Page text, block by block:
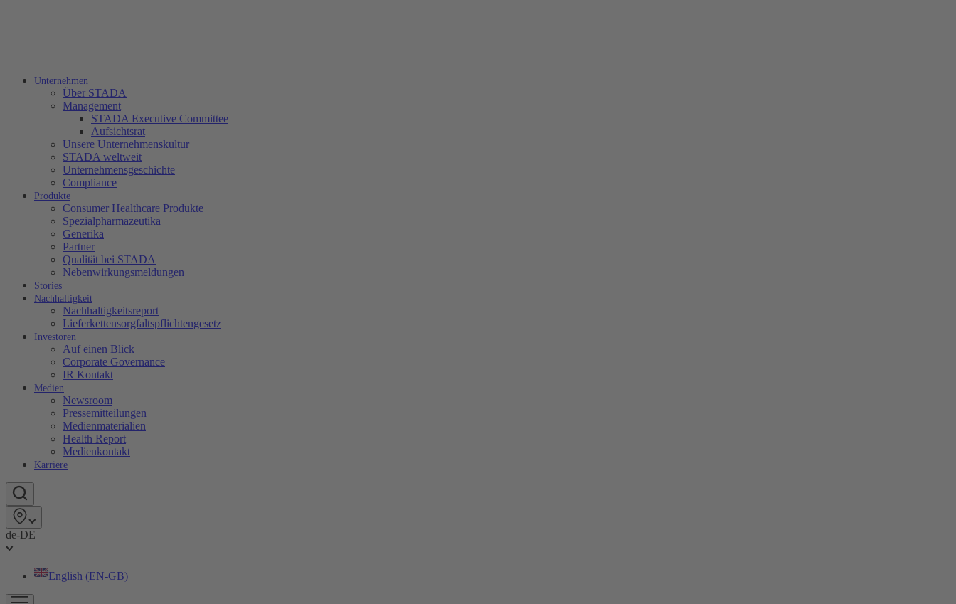
Unternehmen
Über STADA
Management
STADA Executive Committee
Aufsichtsrat
Unsere Unternehmenskultur
STADA weltweit
Unternehmensgeschichte
Compliance
Produkte
Consumer Healthcare Produkte
Spezialpharmazeutika
Generika
Partner
Qualität bei STADA
Nebenwirkungsmeldungen
Stories
Nachhaltigkeit
Nachhaltigkeitsreport
Lieferkettensorgfaltspflichtengesetz
Investoren
Auf einen Blick
Corporate Governance
IR Kontakt
Medien
Newsroom
Pressemitteilungen
Medienmaterialien
Health Report
Medienkontakt
Karriere
de-DE
English (EN-GB)